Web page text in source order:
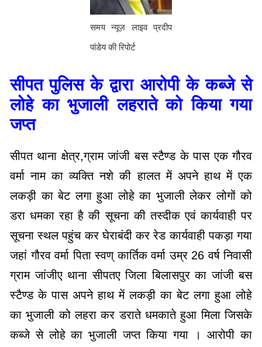
समय न्यूज़ लाइव प्रदीप
पांडेय की रिपोर्ट
सीपत पुलिस के द्वारा आरोपी के कब्जे से
लोहे का भुजाली लहराते को किया गया
जप्त
सीपत थाना क्षेत्र,ग्राम जांजी बस स्टैण्ड के पास एक गौरव
वर्मा नाम का व्यक्ति नशे की हालत में अपने हाथ में एक
लकड़ी का बेट लगा हुआ लोहे का भुजाली लेकर लोगों को
डरा धमका रहा है की सूचना की तस्दीक एवं कार्यवाही पर
सूचना स्थल पहुंच कर घेराबंदी कर रेड कार्यवाही पकड़ा गया
जहां गौरव वर्मा पिता स्वण् कार्तिक वर्मा उम्र 26 वर्ष निवासी
ग्राम जांजीए थाना सीपतए जिला बिलासपुर का जांजी बस
स्टैण्ड के पास अपने हाथ में लकड़ी का बेट लगा हुआ लोहे
का भुजाली को लहरा कर डराते धमकाते हुआ मिला जिसके
कब्जे से लोहे का भुजाली जप्त किया गया । आरोपी का